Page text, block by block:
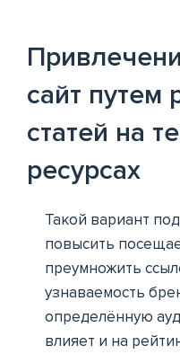
сайт путем
статей на
ресурсах
Такой вариант
повысить
преумножить
узнаваемость
определённую
влияет и на